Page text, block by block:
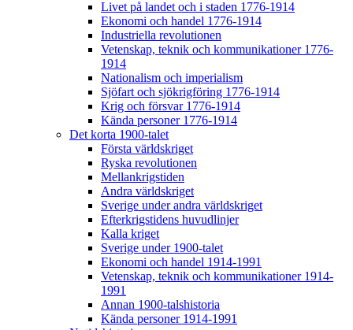
Livet på landet och i staden 1776-1914
Ekonomi och handel 1776-1914
Industriella revolutionen
Vetenskap, teknik och kommunikationer 1776-
1914
Nationalism och imperialism
Sjöfart och sjökrigföring 1776-1914
Krig och försvar 1776-1914
Kända personer 1776-1914
Det korta 1900-talet
Första världskriget
Ryska revolutionen
Mellankrigstiden
Andra världskriget
Sverige under andra världskriget
Efterkrigstidens huvudlinjer
Kalla kriget
Sverige under 1900-talet
Ekonomi och handel 1914-1991
Vetenskap, teknik och kommunikationer 1914-
1991
Annan 1900-talshistoria
Kända personer 1914-1991